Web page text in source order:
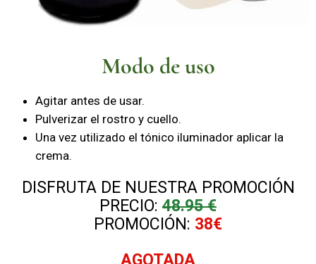
Modo de uso
Agitar antes de usar.
Pulverizar el rostro y cuello.
Una vez utilizado el tónico iluminador aplicar la
crema.
DISFRUTA DE NUESTRA PROMOCIÓN
PRECIO: 48.95€
PROMOCIÓN: 38€